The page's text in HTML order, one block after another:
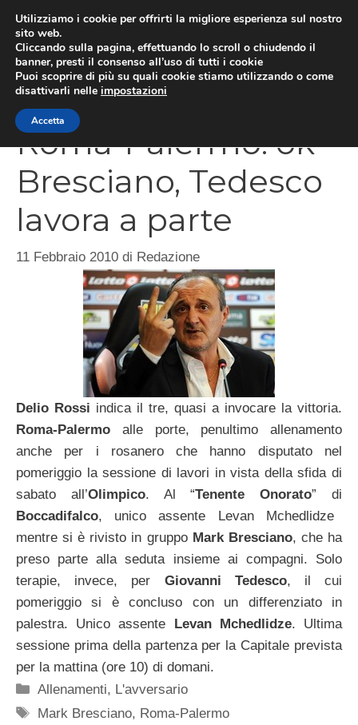
contenuto
Roma-Palermo: ok
Bresciano, Tedesco
lavora a parte
11 Febbraio 2010 di Redazione
Delio Rossi indica il tre, quasi a invocare la vittoria.
Roma-Palermo alle porte, penultimo allenamento
anche per i rosanero che hanno disputato nel
pomeriggio la sessione di lavori in vista della sfida di
sabato all’Olimpico. Al “Tenente Onorato” di
Boccadifalco, unico assente Levan Mchedlidze
mentre si è rivisto in gruppo Mark Bresciano, che ha
preso parte alla seduta insieme ai compagni. Solo
terapie, invece, per Giovanni Tedesco, il cui
pomeriggio si è concluso con un differenziato in
palestra. Unico assente
Levan Mchedlidze. Ultima
sessione prima della partenza per la Capitale prevista
per la mattina (ore 10) di domani.
Categorie
Allenamenti, L'avversario
Tag
Mark Bresciano, Roma-Palermo
Utilizziamo i cookie per offrirti la migliore esperienza sul nostro
sito web.
Cliccando sulla pagina, effettuando lo scroll o chiudendo il
banner, presti il consenso all’uso di tutti i cookie
Puoi scoprire di più su quali cookie stiamo utilizzando o come
disattivarli nelle impostazioni
Accetta